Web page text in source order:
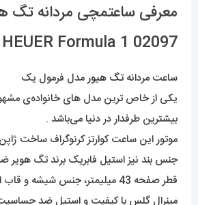
معرفی ساعتمچی مردانه تگ
Formula 1 02097
ساعت مردانهتگ هیورمدل فرمول یک
یکی از خاص ترین مدل های خانواده‌ی
بیشترین طرفدار در دنیا می‌باشد .
موتور این ساعت کوارتز کرنوگراف ساخت
جنس بند نیز استیل فابریک برند تگ
قطر صفحه 43 میلیمتر، جنس شیشه
مینرال گلس با کیفیت و استیل ضد